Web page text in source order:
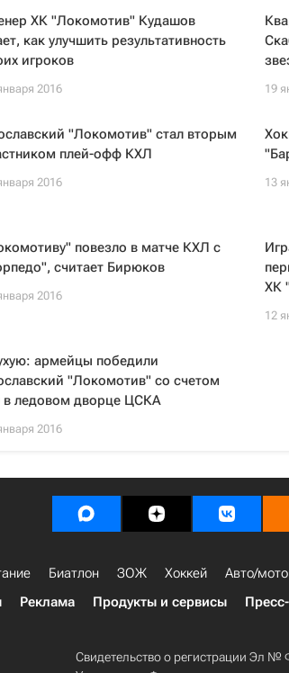
ХК "Локомотив" Кудашов
как улучшить результативность
игроков
2016 19
"Локомотив" стал вторым
плей-офф КХЛ
2016 13
повезло в матче КХЛ с
считает Бирюков
2016
ХК
12
армейцы победили
"Локомотив" со счетом
в ледовом дворце ЦСКА
2016
Биатлон ЗОЖ Хоккей Авто/мото
Реклама Продукты и сервисы
Свидетельство о регистрации Эл